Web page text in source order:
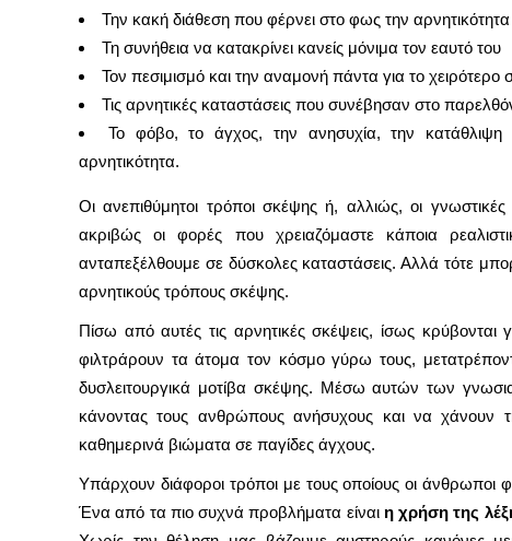
Την κακή διάθεση που φέρνει στο φως την αρνητικότητα
Τη συνήθεια να κατακρίνει κανείς μόνιμα τον εαυτό του
Τον πεσιμισμό και την αναμονή πάντα για το χειρότερο
Τις αρνητικές καταστάσεις που συνέβησαν στο
Το φόβο, το άγχος, την ανησυχία, την κατάθλιψη
αρνητικότητα.
Οι ανεπιθύμητοι τρόποι σκέψης ή, αλλιώς, οι
ακριβώς οι φορές που χρειαζόμαστε κάποια
ανταπεξέλθουμε σε δύσκολες καταστάσεις. Αλλά τότε
αρνητικούς τρόπους σκέψης.
Πίσω από αυτές τις αρνητικές σκέψεις, ίσως
φιλτράρουν τα άτομα τον κόσμο γύρω τους,
δυσλειτουργικά μοτίβα σκέψης. Μέσω αυτών των
κάνοντας τους ανθρώπους ανήσυχους και να χάνουν
καθημερινά βιώματα σε παγίδες άγχους.
Υπάρχουν διάφοροι τρόποι με τους οποίους οι άνθρωποι
Ένα από τα πιο συχνά προβλήματα είναιη χρήση της